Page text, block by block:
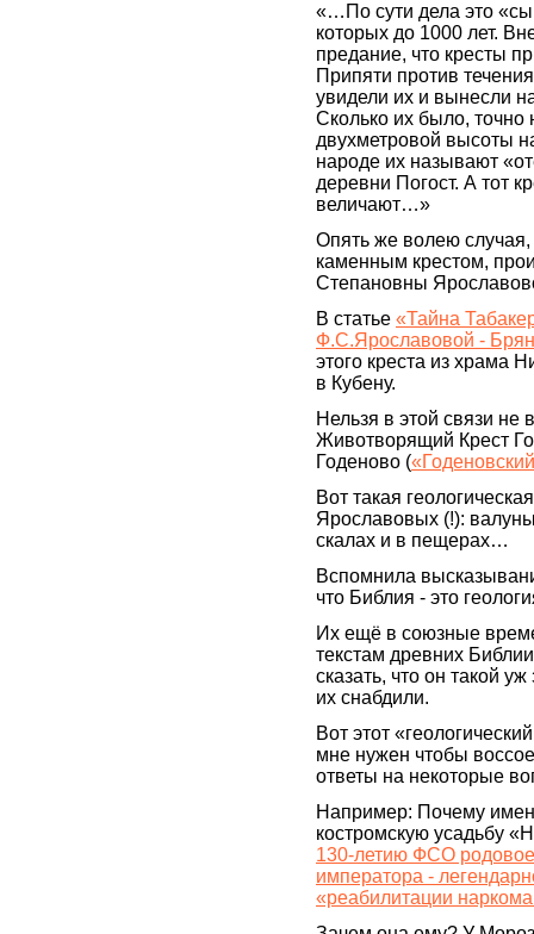
«…По сути дела это
которых до 1000 лет.
предание, что кресты
Припяти против
увидели их и вынесли
Сколько их было, точно
двухметровой высоты
народе их называют
деревни Погост. А тот
величают…»
Опять же волею
каменным крестом,
Степановны
В статье «Тайна
Ф.С.Ярославовой -
этого креста из храма
в Кубену.
Нельзя в этой связи не
Животворящий Крест
Годеново (
Вот такая
Ярославовых (!):
скалах и в пещерах…
Вспомнила
что Библия - это
Их ещё в союзные
текстам древних
сказать, что он такой
их снабдили.
Вот этот
мне нужен чтобы
ответы на некоторые
Например: Почему
костромскую усадьбу
130-летию ФСО
императора -
«реабилитации